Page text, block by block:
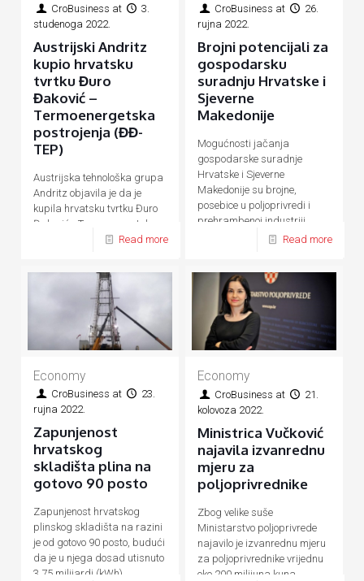
CroBusiness at
3.
studenoga 2022.
Austrijski Andritz
kupio hrvatsku
tvrtku Đuro
Đaković –
Termoenergetska
postrojenja (ĐĐ-
TEP)
Austrijska tehnološka grupa
Andritz objavila je da je
kupila hrvatsku tvrtku Đuro
Đaković - Termoenergetska
postrojenja (ĐĐ-TEP)Read more
CroBusiness at
26.
rujna 2022.
Brojni potencijali za
gospodarsku
suradnju Hrvatske i
Sjeverne
Makedonije
Mogućnosti jačanja
gospodarske suradnje
Hrvatske i Sjeverne
Makedonije su brojne,
posebice u poljoprivredi i
prehrambenoj industriji,
energetici, prometu, turizmu
Read more
Economy
CroBusiness at
23.
rujna 2022.
Zapunjenost
hrvatskog
skladišta plina na
gotovo 90 posto
Zapunjenost hrvatskog
plinskog skladišta na razini
je od gotovo 90 posto, budući
da je u njega dosad utisnuto
3,75 milijardi (kWh)
Economy
CroBusiness at
21.
kolovoza 2022.
Ministrica Vučković
najavila izvanrednu
mjeru za
poljoprivrednike
Zbog velike suše
Ministarstvo poljoprivrede
najavilo je izvanrednu mjeru
za poljoprivrednike vrijednu
oko 200 milijuna kuna